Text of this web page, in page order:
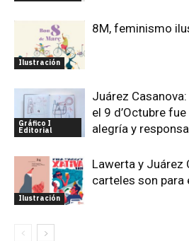
Ilustración
8M, feminismo
Gráfico I
Editorial
Juárez
el 9 d’Octubre
alegría y
Ilustración
Lawerta y Juárez
carteles son para